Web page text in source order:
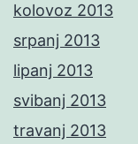
kolovoz 2013
srpanj 2013
lipanj 2013
svibanj 2013
travanj 2013